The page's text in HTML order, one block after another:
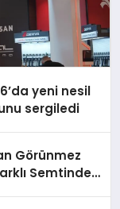
yeni nesil
sergiledi
Görünmez
Semtinde